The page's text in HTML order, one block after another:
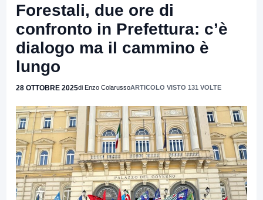
Forestali, due ore di
confronto in Prefettura: c’è
dialogo ma il cammino è
lungo
28 OTTOBRE 2025di Enzo ColarussoARTICOLO VISTO 131 VOLTE